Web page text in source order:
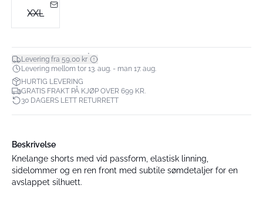
XXL
Levering fra 59,00 kr*
Levering mellom tor 13. aug. - man 17. aug.
HURTIG LEVERING
GRATIS FRAKT PÅ KJØP OVER 699 KR.
30 DAGERS LETT RETURRETT
Beskrivelse
Knelange shorts med vid passform, elastisk linning,
sidelommer og en ren front med subtile sømdetaljer for en
avslappet silhuett.